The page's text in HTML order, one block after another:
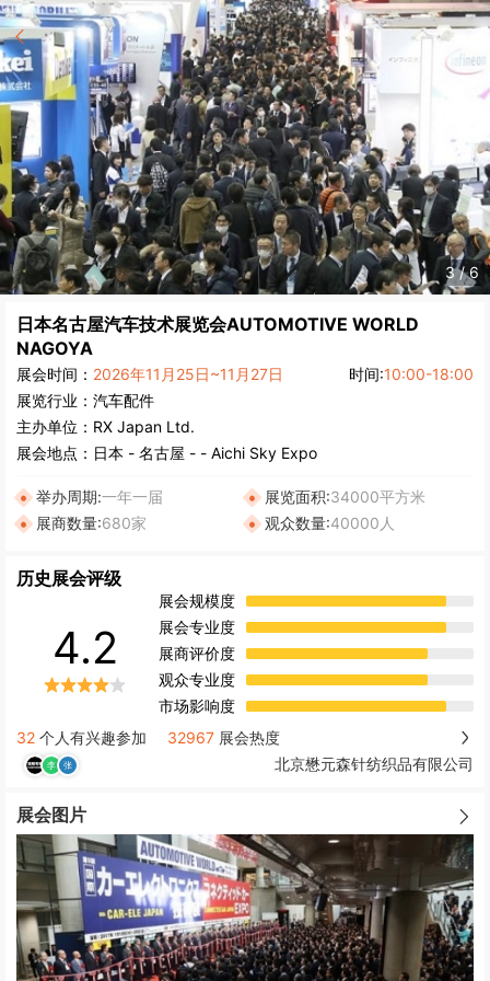
4/6
日本名古屋汽车技术展览会AUTOMOTIVE WORLD
NAGOYA
展会时间： 2026年11月25日~11月27日 时间:10:00-18:00
展览行业： 汽车配件
主办单位： RX Japan Ltd.
展会地点： 日本 - 名古屋 - - Aichi Sky Expo
举办周期:一年一届 展览面积:34000平方米
展商数量:680家 观众数量:40000人
历史展会评级
4.2
展会规模度
展会专业度
展商评价度
观众专业度
市场影响度
32 个人有兴趣参加 32967 展会热度
北京懋元森针纺织品有限公司
展会图片